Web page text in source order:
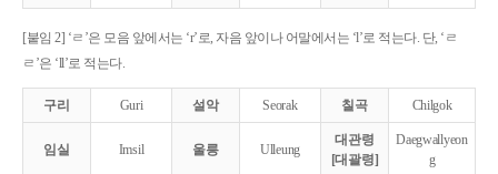
[붙임 2] ‘ㄹ’은 모음 앞에서는 ‘r’로, 자음 앞이나 어말에서는 ‘l’로 적는다. 단, ‘ㄹ
ㄹ’은 ‘ll’로 적는다.
구리 Guri 설악 Seorak 칠곡 Chilgok
임실 Imsil 울릉 Ulleung
대관령
[대괄령]
Daegwallyeon
g